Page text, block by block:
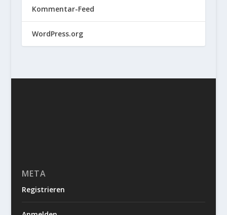
Kommentar-Feed
WordPress.org
META
Registrieren